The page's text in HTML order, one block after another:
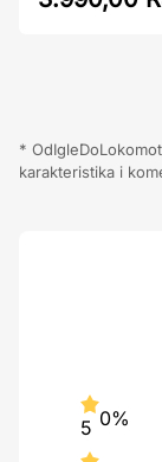
*
karakteristika i
5 0%